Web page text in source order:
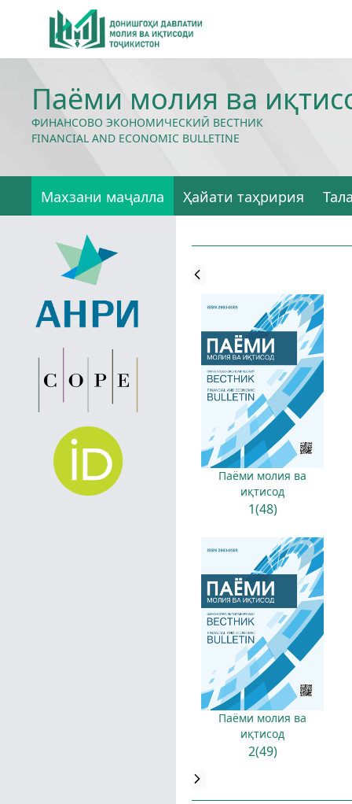
Паёми молия ва
ФИНАНСОВО ЭКОНОМИЧЕСКИЙ ВЕСТНИК
FINANCIAL AND ECONOMIC BULLETINE
Махзани маҷалла Ҳайати таҳририя
Паёми молия ва
иқтисод
1(48)
Паёми молия ва
иқтисод
2(49)